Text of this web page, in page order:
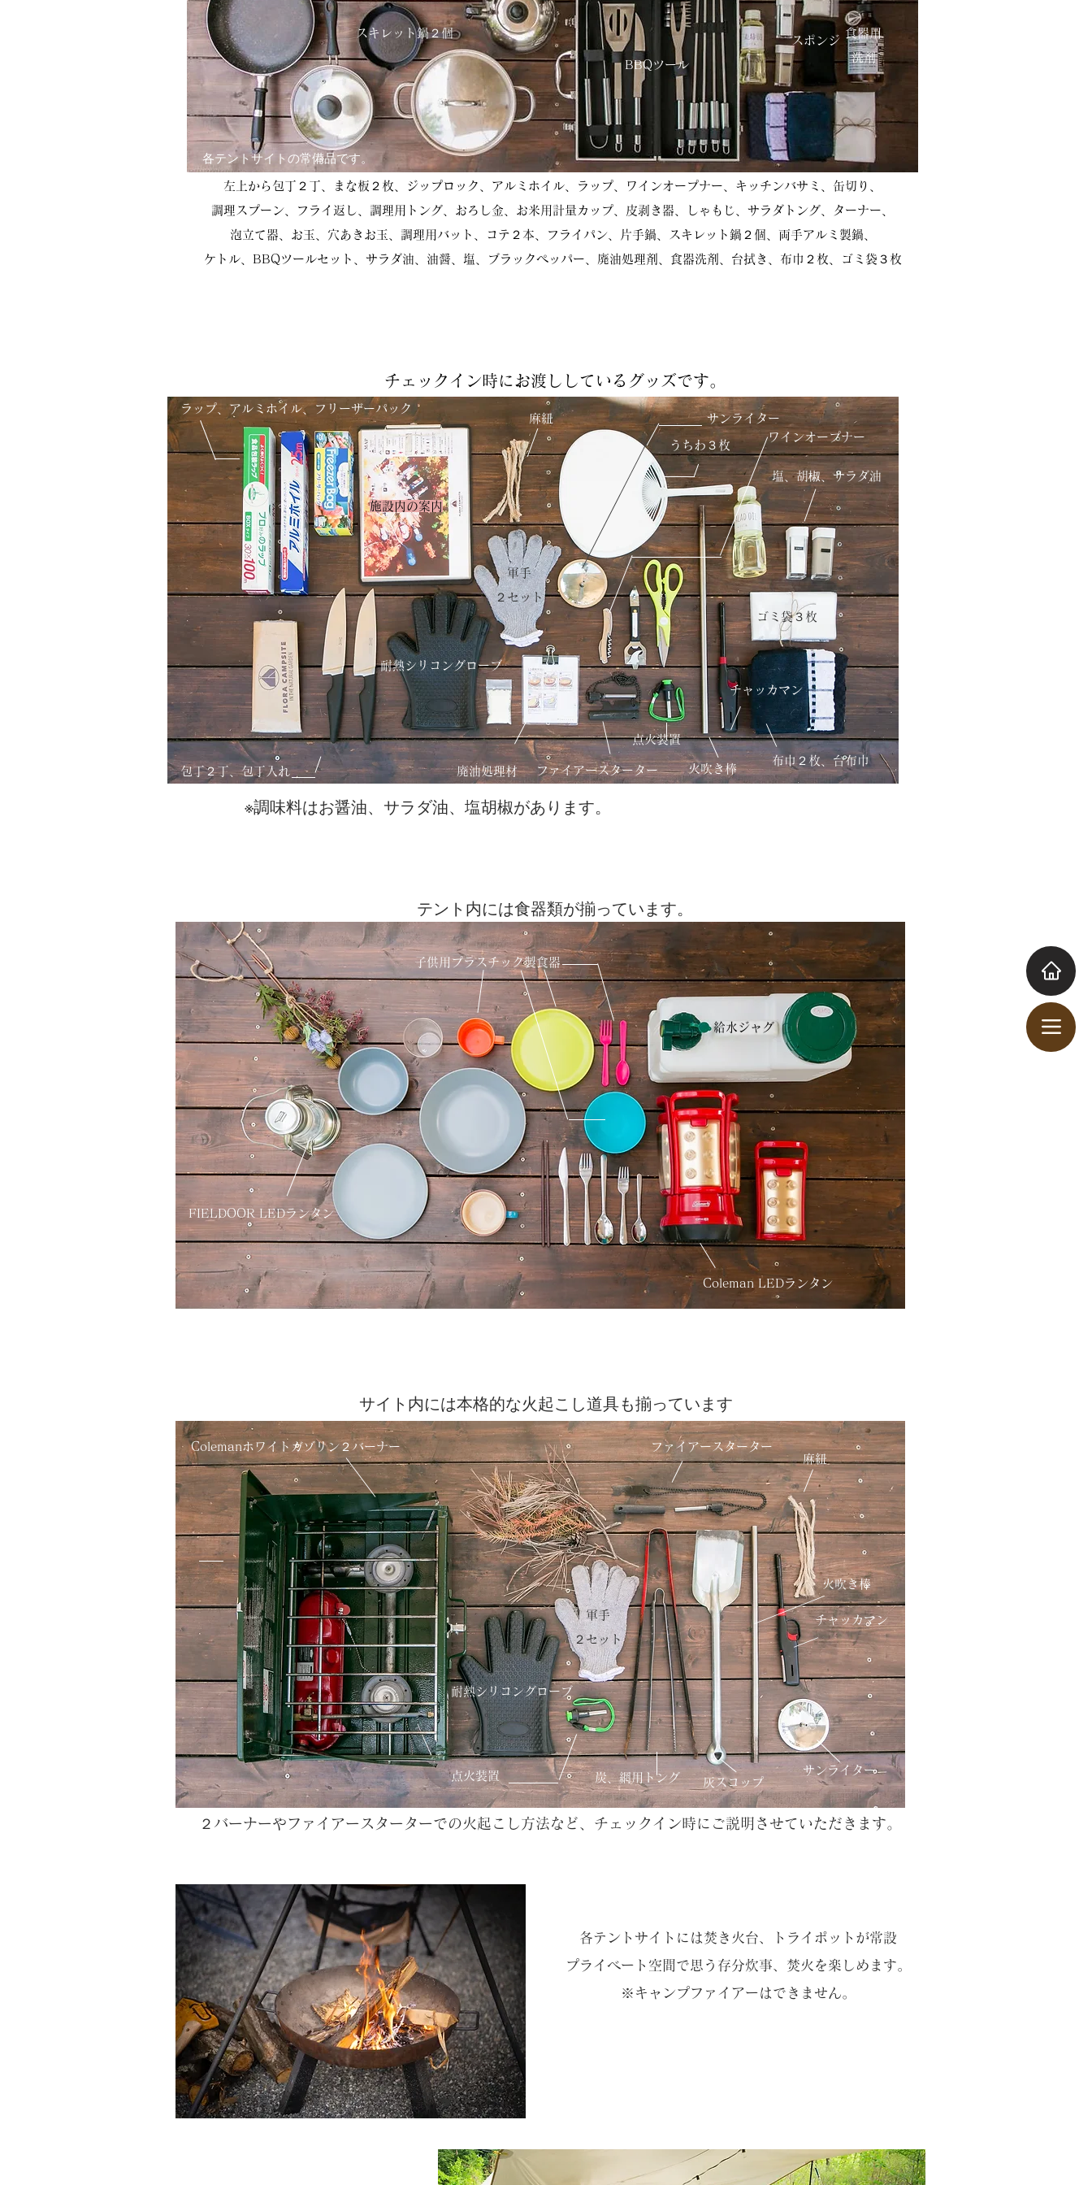
各テントサイトの常備品です。
BBQツール
食器用
​洗剤
スポンジ
スキレット鍋２個
左上から包丁２丁、まな板２枚、ジップロック、アルミホイル、ラップ、ワインオープナー、キッチンバサミ、缶切り、
調理スプーン、フライ返し、調理用トング、おろし金、お米用計量カップ、皮剥き器、しゃもじ、サラダトング、ターナー、
泡立て器、お玉、穴あきお玉、調理用バット、コテ２本、フライパン、片手鍋、スキレット鍋２個、両手アルミ製鍋、
ケトル、BBQツールセット、サラダ油、油醤、塩、ブラックペッパー、廃油処理剤、食器洗剤、台拭き、布巾２枚、ゴミ袋３枚
​チェックイン時にお渡ししているグッズです。
ラップ、アルミホイル、フリーザーパック
​包丁２丁、包丁入れ
施設内の案内
ゴミ袋３枚
サンライター
​塩、胡椒、サラダ油
うちわ３枚
麻紐
ファイアースターター
廃油処理材
耐熱シリコングローブ
布巾２枚、台布巾
軍手
２セット
点火装置
火吹き棒
チャッカマン
ワインオープナー
※​調味料はお醤油、サラダ油、塩胡椒があります。
テント内には食器類が揃っています。
給水ジャグ
​Coleman LEDランタン
​ FIELDOOR LEDランタン
子供用プラスチック製食器
サイト内には本格的な火起こし道具も揃っています
麻紐
耐熱シリコングローブ
炭、網用トング
サンライター
​灰スコップ
火吹き棒
チャッカマン
点火装置
軍手
２セット
​ Colemanホワイトガゾリン２バーナー ファイアースターター
２バーナーやファイアースターターでの火起こし方法など、チェックイン時にご説明させていただきます。
各テントサイトには焚き火台、トライポット が常設
プライベート空間で思う存分炊事、焚火を楽しめます。
​※キャンプファイアーはできません。